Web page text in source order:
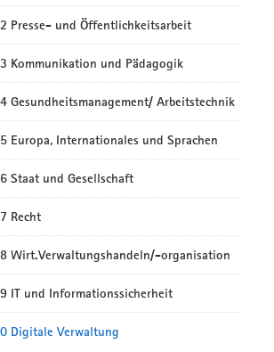
Presse- und Öffentlichkeitsarbeit
Kommunikation und Pädagogik
Gesundheitsmanagement/ Arbeitstechnik
Europa, Internationales und Sprachen
Staat und Gesellschaft
Recht
Wirt.Verwaltungshandeln/-organisation
IT und Informationssicherheit
Digitale Verwaltung